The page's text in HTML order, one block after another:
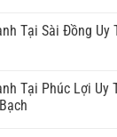
Tại Sài Đồng Uy
Tại Phúc Lợi Uy